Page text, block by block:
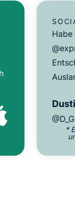
*